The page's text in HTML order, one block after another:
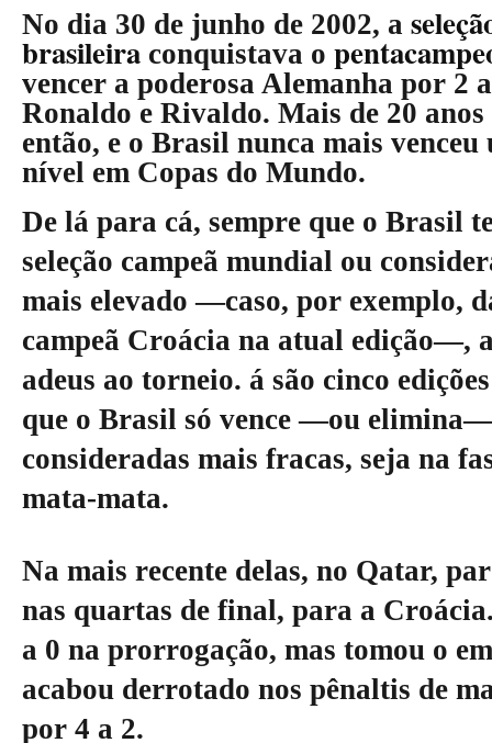
No dia 30 de junho de 2002, a
brasileira conquistava o
vencer a poderosa Alemanha por 2
Ronaldo e Rivaldo. Mais de 20 anos
então, e o Brasil nunca mais
nível em Copas do Mundo.
De lá para cá, sempre que o Brasil
seleção campeã mundial ou
mais elevado —caso, por exemplo,
campeã Croácia na atual edição—,
adeus ao torneio. á são cinco
que o Brasil só vence —ou elimina—
consideradas mais fracas, seja na
mata-mata.
Na mais recente delas, no Qatar,
nas quartas de final, para a
a 0 na prorrogação, mas tomou o
acabou derrotado nos pênaltis de
por 4 a 2.